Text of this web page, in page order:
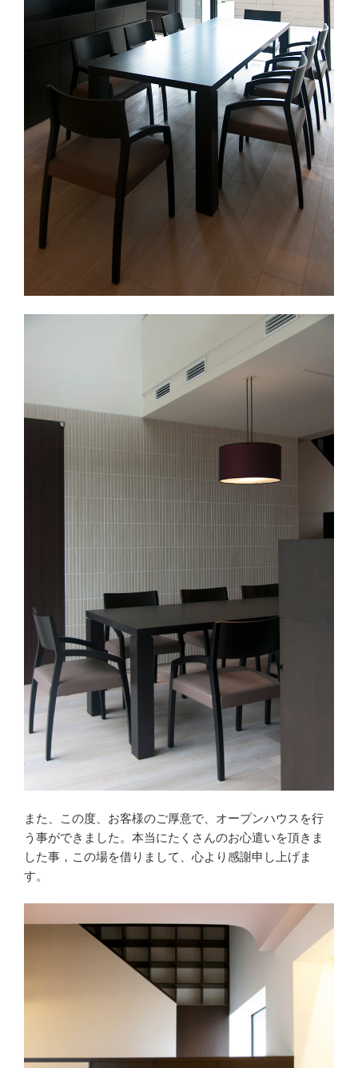
また、この度、お客様のご厚意で、オープンハウスを行
う事ができました。本当にたくさんのお心遣いを頂きま
した事，この場を借りまして、心より感謝申し上げま
す。